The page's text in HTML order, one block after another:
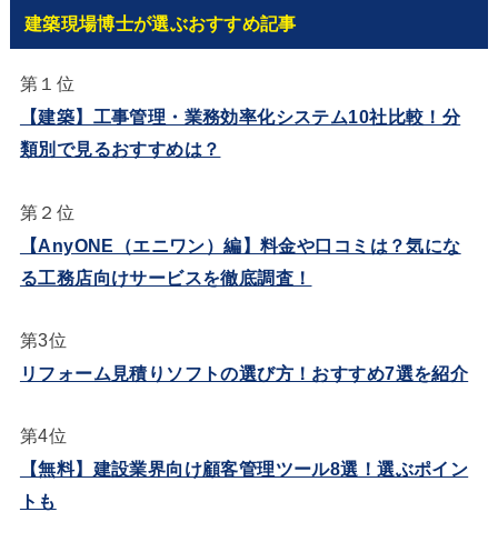
建築現場博士が選ぶおすすめ記事
第１位
【建築】工事管理・業務効率化システム10社比較！分
類別で見るおすすめは？
第２位
【AnyONE（エニワン）編】料金や口コミは？気にな
る工務店向けサービスを徹底調査！
第3位
リフォーム見積りソフトの選び方！おすすめ7選を紹介
第4位
【無料】建設業界向け顧客管理ツール8選！選ぶポイン
トも